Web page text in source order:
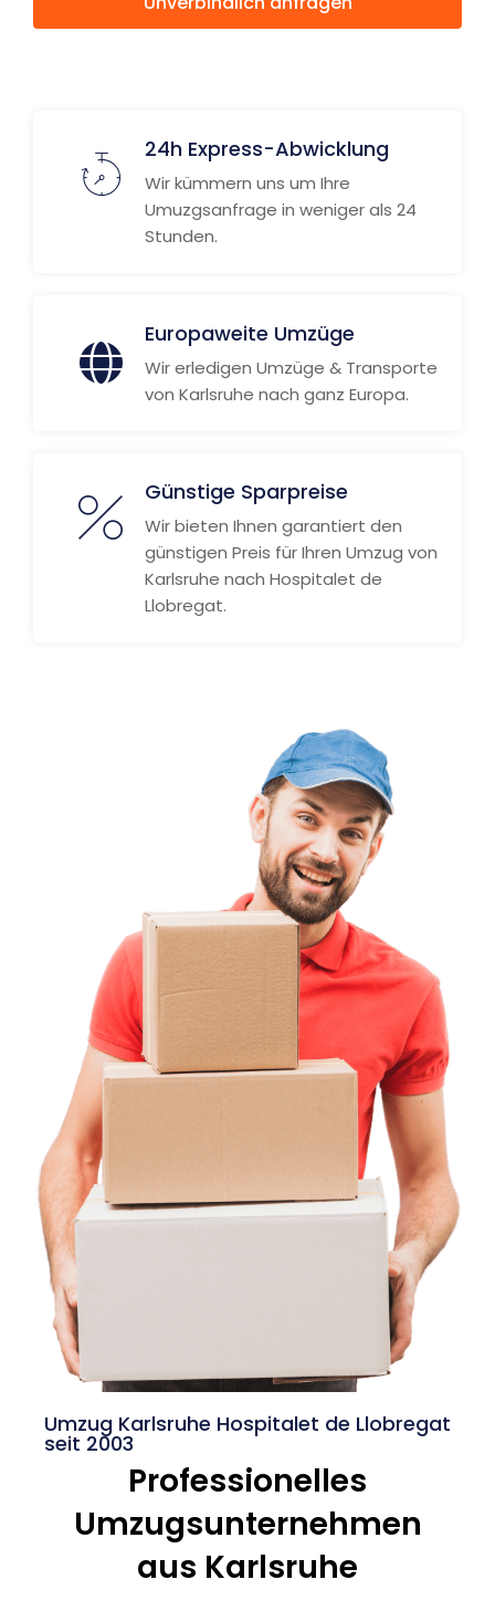
24h Express-Abwicklung
Wir kümmern uns um Ihre
Umuzgsanfrage in weniger als 24
Stunden.
Europaweite Umzüge
Wir erledigen Umzüge & Transporte
von Karlsruhe nach ganz Europa.
Günstige Sparpreise
Wir bieten Ihnen garantiert den
günstigen Preis für Ihren Umzug von
Karlsruhe nach Hospitalet de
Llobregat.
Umzug Karlsruhe Hospitalet de Llobregat
seit 2003
Professionelles
Umzugsunternehmen
aus Karlsruhe